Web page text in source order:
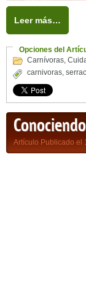
Leer más…
Opciones del
Carnívoras,
carnivoras,
Artículo Publicado el